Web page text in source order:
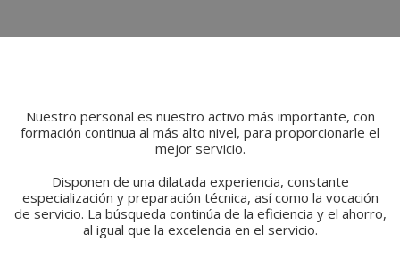
Nuestro personal es nuestro activo más importante, con
formación continua al más alto nivel, para proporcionarle el
mejor servicio.
Disponen de una dilatada experiencia, constante
especialización y preparación técnica, así como la vocación
de servicio. La búsqueda continúa de la eficiencia y el ahorro,
al igual que la excelencia en el servicio.